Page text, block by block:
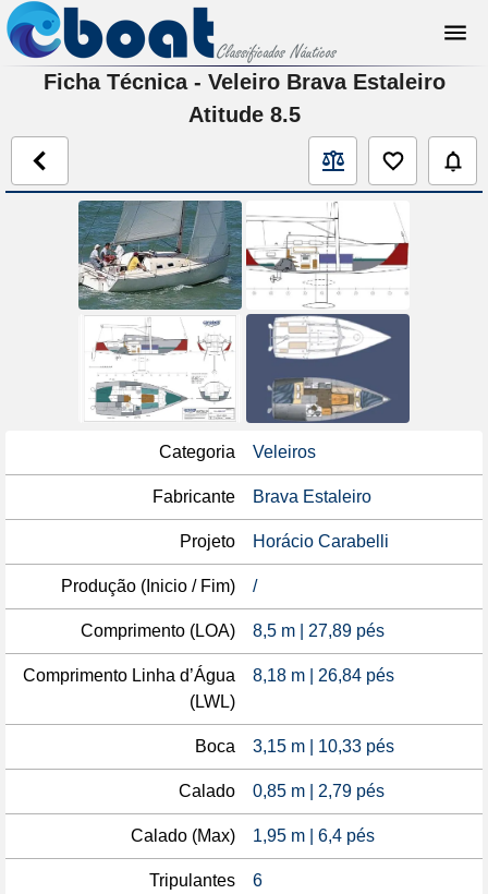
Ficha Técnica - Veleiro Brava Estaleiro
Atitude 8.5
Categoria Veleiros
Fabricante Brava Estaleiro
Projeto Horácio Carabelli
Produção (Inicio / Fim) /
Comprimento (LOA) 8,5 m | 27,89 pés
Comprimento Linha d’Água
(LWL)
8,18 m | 26,84 pés
Boca 3,15 m | 10,33 pés
Calado 0,85 m | 2,79 pés
Calado (Max) 1,95 m | 6,4 pés
Tripulantes 6